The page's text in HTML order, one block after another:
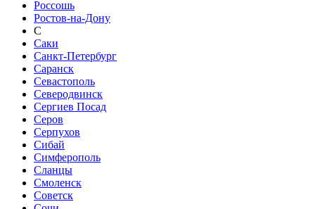
Россошь
Ростов-на-Дону
С
Саки
Санкт-Петербург
Саранск
Севастополь
Северодвинск
Сергиев Посад
Серов
Серпухов
Сибай
Симферополь
Сланцы
Смоленск
Советск